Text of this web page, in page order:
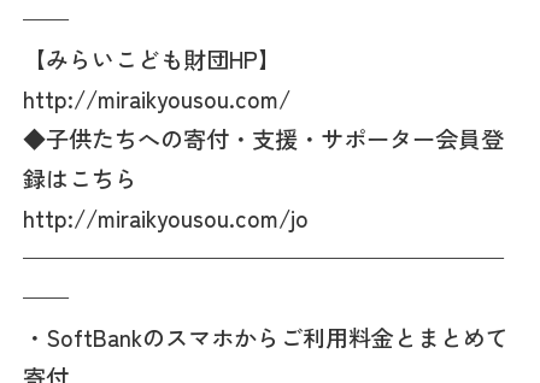
——
【みらいこども財団HP】
http://miraikyousou.com/
◆子供たちへの寄付・支援・サポーター会員登
録はこちら
http://miraikyousou.com/jo
—————————————————————
——
・SoftBankのスマホからご利用料金とまとめて